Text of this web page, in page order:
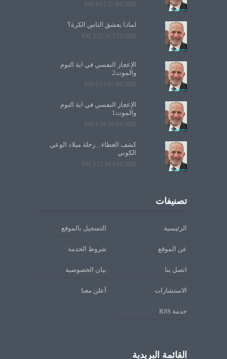
8/9/2026 4:11:57 PM
لماذا يعشق الناس الكرة؟
7/13/2026 2:27:26 PM
الإعجاز النفسي في آية النوم
والموت2
6/8/2026 6:11:07 PM
الإعجاز النفسي في آية النوم
والموت1
6/6/2026 4:24:58 PM
كشف الغطاء... رحلة ميلاد الوعي
الكوني
5/10/2026 3:17:54 PM
تصنيفات
الرئيسية التسجيل بالموقع
عن الموقع شروط الخدمة
اتصل بنا بيان الخصوصية
الاستشارات أعلن معنا
خدمة RSS
القائمة البريدية